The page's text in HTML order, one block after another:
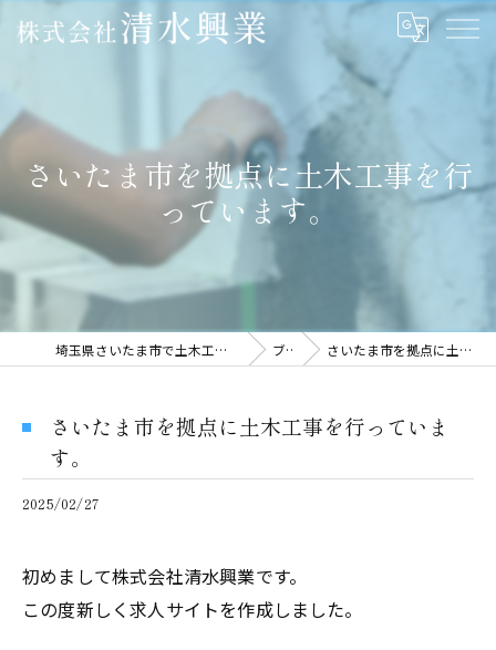
さいたま市を拠点に土木工事を行
っています。
埼玉県さいたま市で土木工事の求人なら株式会社清水興業 ブログ さいたま市を拠点に土木工事を行っています。
さいたま市を拠点に土木工事を行っていま
す。
2025/02/27
初めまして株式会社清水興業です。
この度新しく求人サイトを作成しました。